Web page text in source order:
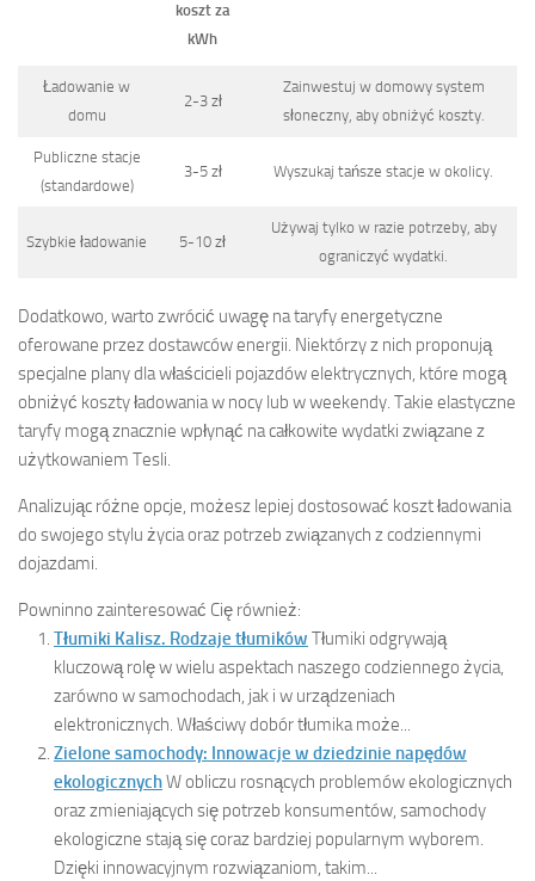
koszt za
kWh
Ładowanie w
domu
2-3 zł
Zainwestuj w domowy system
słoneczny, aby obniżyć koszty.
Publiczne stacje
(standardowe)
3-5 zł Wyszukaj tańsze stacje w okolicy.
Szybkie ładowanie 5-10 zł
Używaj tylko w razie potrzeby, aby
ograniczyć wydatki.
Dodatkowo, warto zwrócić uwagę na taryfy energetyczne
oferowane przez dostawców energii. Niektórzy z nich proponują
specjalne plany dla właścicieli pojazdów elektrycznych, które mogą
obniżyć koszty ładowania w nocy lub w weekendy. Takie elastyczne
taryfy mogą znacznie wpłynąć na całkowite wydatki związane z
użytkowaniem Tesli.
Analizując różne opcje, możesz lepiej dostosować koszt ładowania
do swojego stylu życia oraz potrzeb związanych z codziennymi
dojazdami.
Powninno zainteresować Cię również:
Tłumiki Kalisz. Rodzaje tłumików Tłumiki odgrywają
kluczową rolę w wielu aspektach naszego codziennego życia,
zarówno w samochodach, jak i w urządzeniach
elektronicznych. Właściwy dobór tłumika może...
Zielone samochody: Innowacje w dziedzinie napędów
ekologicznychW obliczu rosnących problemów ekologicznych
oraz zmieniających się potrzeb konsumentów, samochody
ekologiczne stają się coraz bardziej popularnym wyborem.
Dzięki innowacyjnym rozwiązaniom, takim...